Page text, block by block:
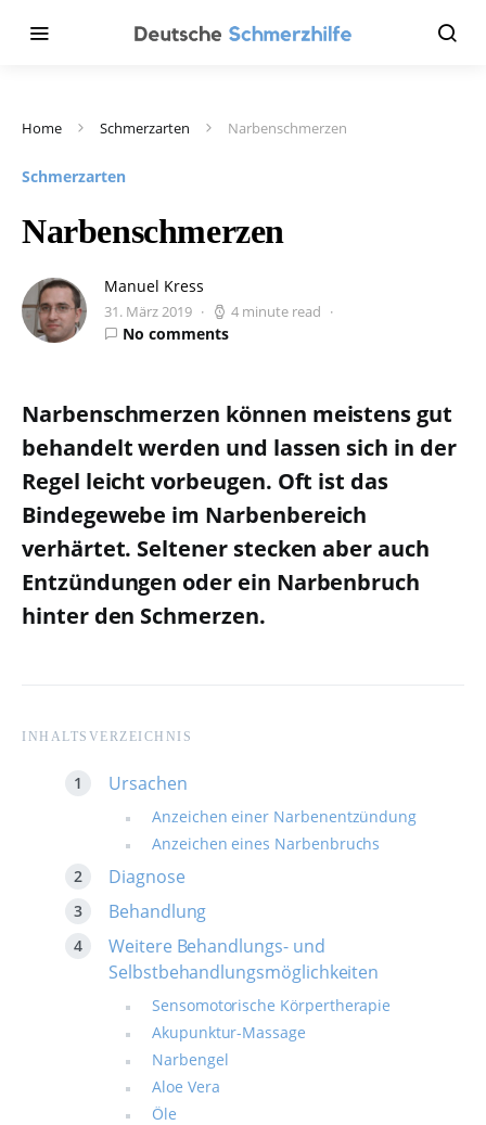
Home Schmerzarten Narbenschmerzen
Schmerzarten
Narbenschmerzen
Manuel Kress
31. März 2019 4 minute read
No comments
Narbenschmerzen können meistens gut
behandelt werden und lassen sich in der
Regel leicht vorbeugen. Oft ist das
Bindegewebe im Narbenbereich
verhärtet. Seltener stecken aber auch
Entzündungen oder ein Narbenbruch
hinter den Schmerzen.
INHALTSVERZEICHNIS
Ursachen
Anzeichen einer Narbenentzündung
Anzeichen eines Narbenbruchs
Diagnose
Behandlung
Weitere Behandlungs- und
Selbstbehandlungsmöglichkeiten
Sensomotorische Körpertherapie
Akupunktur-Massage
Narbengel
Aloe Vera
Öle